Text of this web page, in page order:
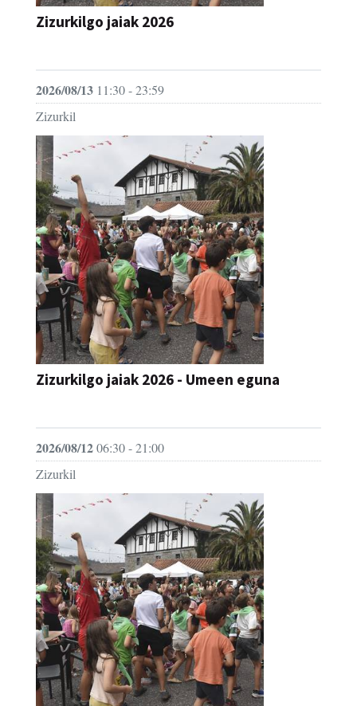
Zizurkilgo jaiak 2026
2026/08/13 11:30 - 23:59
Zizurkil
Zizurkilgo jaiak 2026 - Umeen eguna
2026/08/1206:30 - 21:00
Zizurkil